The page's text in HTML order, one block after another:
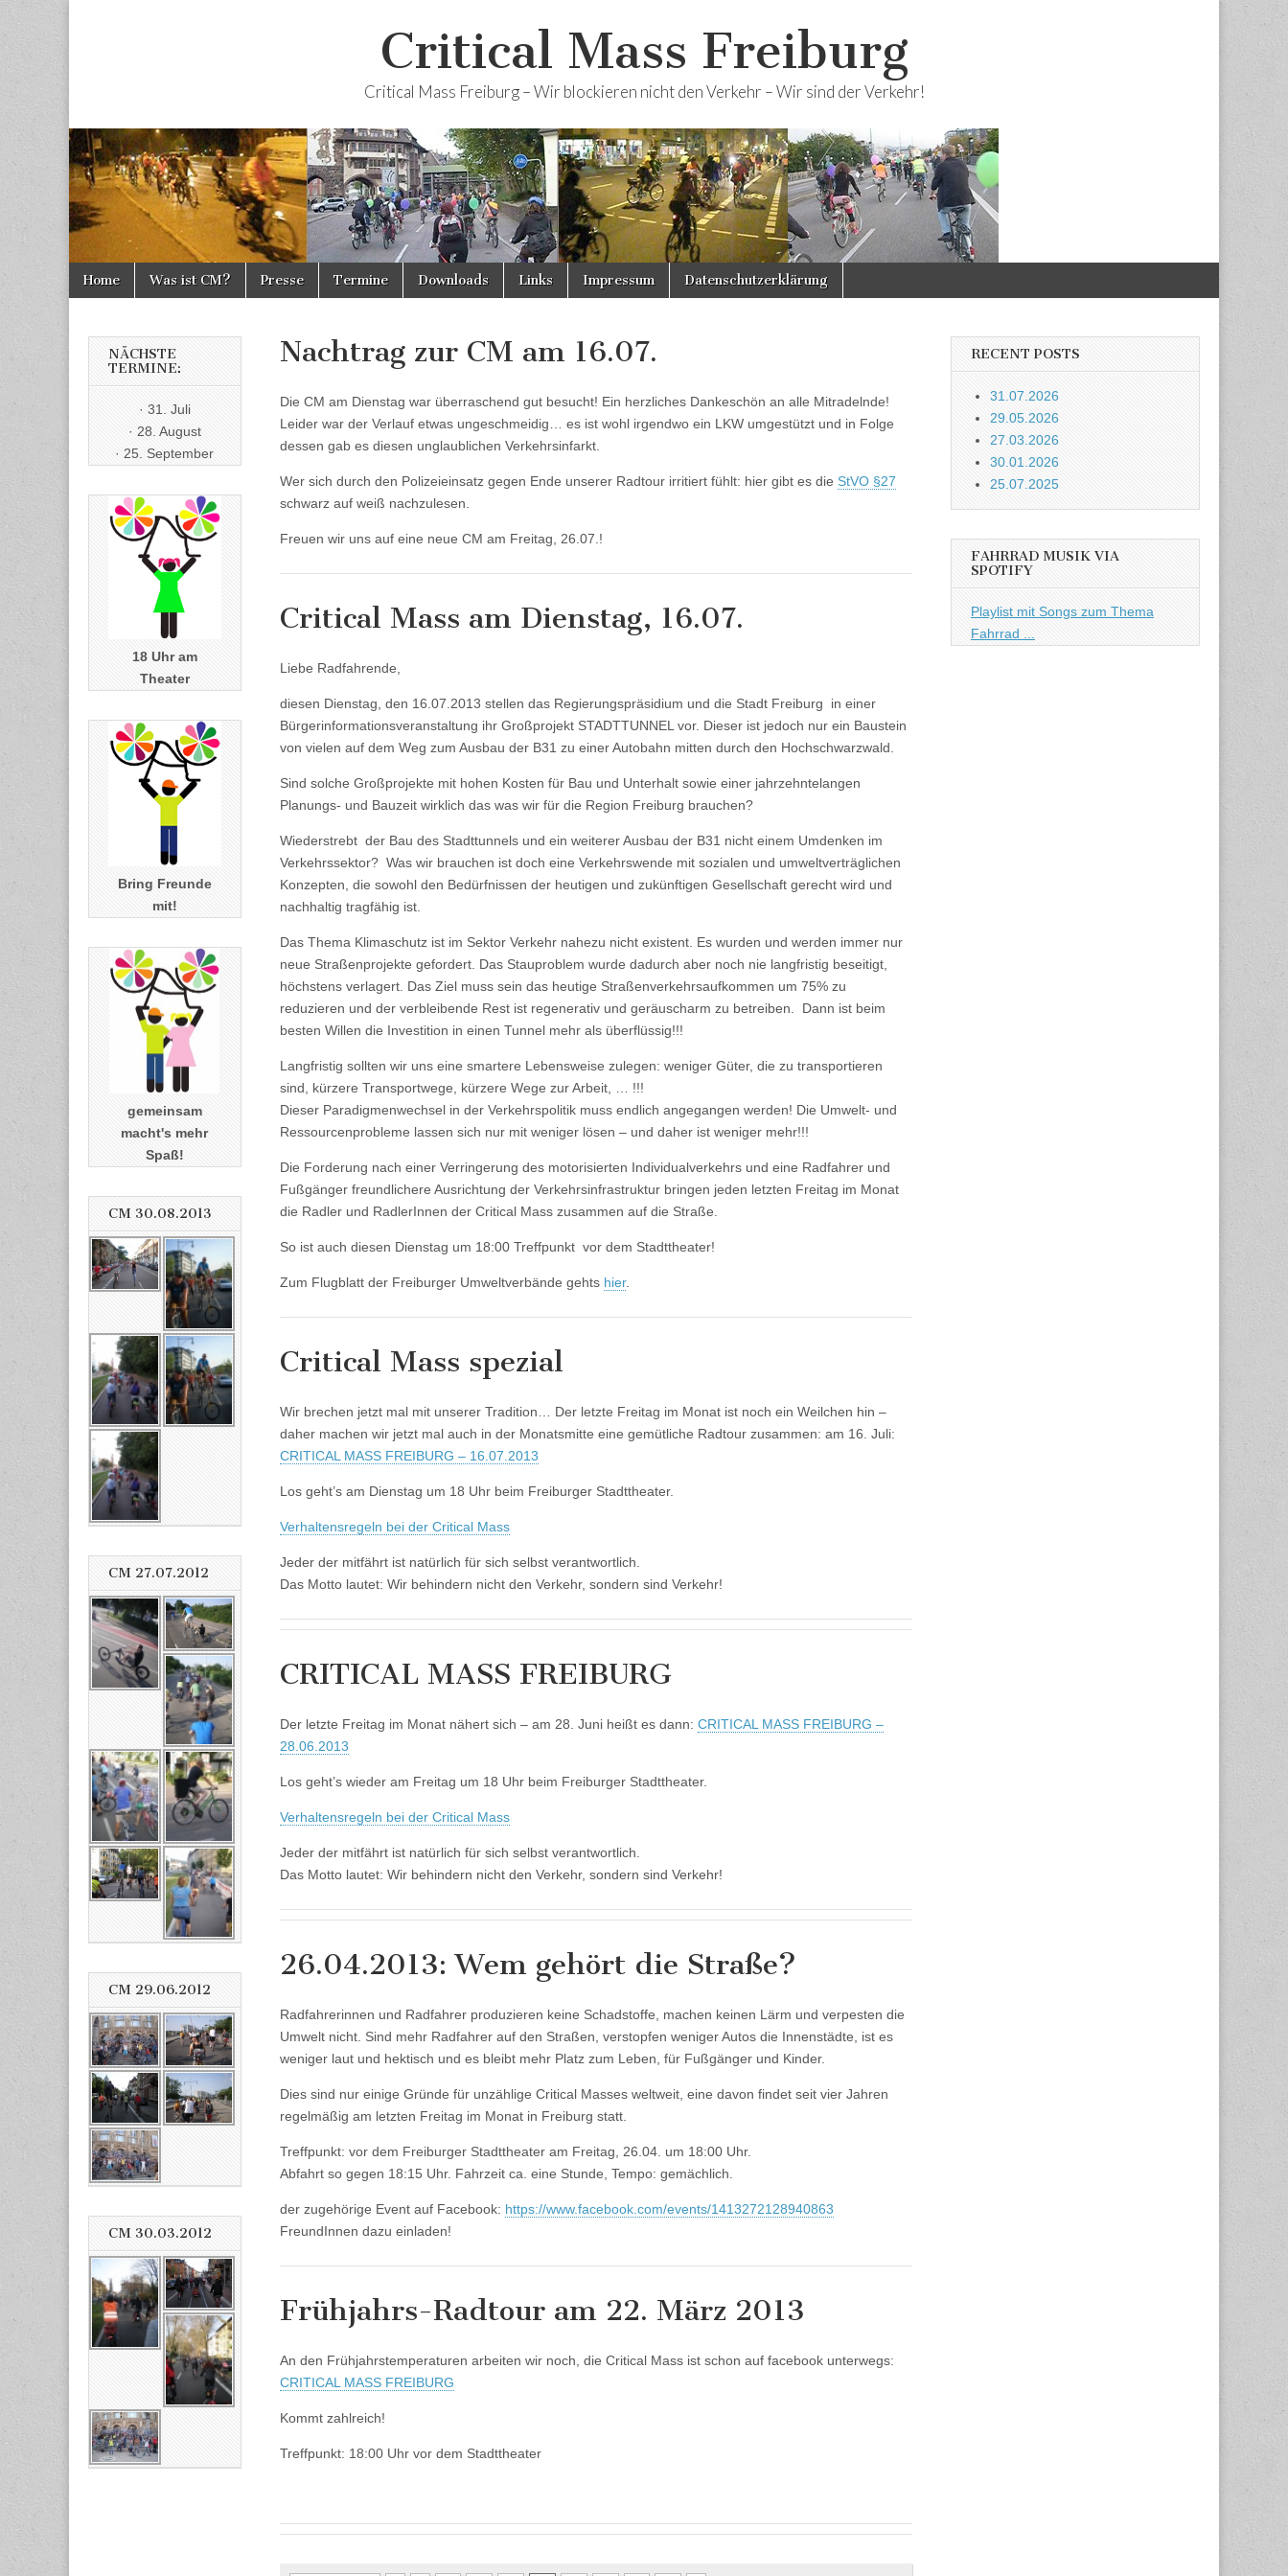
Critical Mass Freiburg
Critical Mass Freiburg – Wir blockieren nicht den Verkehr – Wir sind der Verkehr!
Main
menu
Skip
Home Was ist CM? Presse Termine Downloads Links Impressum Datenschutzerklärung
Nachtrag zur CM am 16.07.
Die CM am Dienstag war überraschend gut besucht! Ein herzliches Dankeschön an alle Mitradelnde!
Leider war der Verlauf etwas ungeschmeidig… es ist wohl irgendwo ein LKW umgestützt und in Folge
dessen gab es diesen unglaublichen Verkehrsinfarkt.
Wer sich durch den Polizeieinsatz gegen Ende unserer Radtour irritiert fühlt: hier gibt es die StVO §27
schwarz auf weiß nachzulesen.
Freuen wir uns auf eine neue CM am Freitag, 26.07.!
Critical Mass am Dienstag, 16.07.
Liebe Radfahrende,
diesen Dienstag, den 16.07.2013 stellen das Regierungspräsidium und die Stadt Freiburg in einer
Bürgerinformationsveranstaltung ihr Großprojekt STADTTUNNEL vor. Dieser ist jedoch nur ein Baustein
von vielen auf dem Weg zum Ausbau der B31 zu einer Autobahn mitten durch den Hochschwarzwald.
Sind solche Großprojekte mit hohen Kosten für Bau und Unterhalt sowie einer jahrzehntelangen
Planungs- und Bauzeit wirklich das was wir für die Region Freiburg brauchen?
Wiederstrebt der Bau des Stadttunnels und ein weiterer Ausbau der B31 nicht einem Umdenken im
Verkehrssektor? Was wir brauchen ist doch eine Verkehrswende mit sozialen und umweltverträglichen
Konzepten, die sowohl den Bedürfnissen der heutigen und zukünftigen Gesellschaft gerecht wird und
nachhaltig tragfähig ist.
Das Thema Klimaschutz ist im Sektor Verkehr nahezu nicht existent. Es wurden und werden immer nur
neue Straßenprojekte gefordert. Das Stauproblem wurde dadurch aber noch nie langfristig beseitigt,
höchstens verlagert. Das Ziel muss sein das heutige Straßenverkehrsaufkommen um 75% zu
reduzieren und der verbleibende Rest ist regenerativ und geräuscharm zu betreiben. Dann ist beim
besten Willen die Investition in einen Tunnel mehr als überflüssig!!!
Langfristig sollten wir uns eine smartere Lebensweise zulegen: weniger Güter, die zu transportieren
sind, kürzere Transportwege, kürzere Wege zur Arbeit, … !!!
Dieser Paradigmenwechsel in der Verkehrspolitik muss endlich angegangen werden! Die Umwelt- und
Ressourcenprobleme lassen sich nur mit weniger lösen – und daher ist weniger mehr!!!
Die Forderung nach einer Verringerung des motorisierten Individualverkehrs und eine Radfahrer und
Fußgänger freundlichere Ausrichtung der Verkehrsinfrastruktur bringen jeden letzten Freitag im Monat
die Radler und RadlerInnen der Critical Mass zusammen auf die Straße.
So ist auch diesen Dienstag um 18:00 Treffpunkt vor dem Stadttheater!
Zum Flugblatt der Freiburger Umweltverbände gehts hier.
Critical Mass spezial
Wir brechen jetzt mal mit unserer Tradition… Der letzte Freitag im Monat ist noch ein Weilchen hin –
daher machen wir jetzt mal auch in der Monatsmitte eine gemütliche Radtour zusammen: am 16. Juli:
CRITICAL MASS FREIBURG – 16.07.2013
Los geht’s am Dienstag um 18 Uhr beim Freiburger Stadttheater.
Verhaltensregeln bei der Critical Mass
Jeder der mitfährt ist natürlich für sich selbst verantwortlich.
Das Motto lautet: Wir behindern nicht den Verkehr, sondern sind Verkehr!
CRITICAL MASS FREIBURG
Der letzte Freitag im Monat nähert sich – am 28. Juni heißt es dann: CRITICAL MASS FREIBURG –
28.06.2013
Los geht’s wieder am Freitag um 18 Uhr beim Freiburger Stadttheater.
Verhaltensregeln bei der Critical Mass
Jeder der mitfährt ist natürlich für sich selbst verantwortlich.
Das Motto lautet: Wir behindern nicht den Verkehr, sondern sind Verkehr!
26.04.2013: Wem gehört die Straße?
Radfahrerinnen und Radfahrer produzieren keine Schadstoffe, machen keinen Lärm und verpesten die
Umwelt nicht. Sind mehr Radfahrer auf den Straßen, verstopfen weniger Autos die Innenstädte, ist es
weniger laut und hektisch und es bleibt mehr Platz zum Leben, für Fußgänger und Kinder.
Dies sind nur einige Gründe für unzählige Critical Masses weltweit, eine davon findet seit vier Jahren
regelmäßig am letzten Freitag im Monat in Freiburg statt.
Treffpunkt: vor dem Freiburger Stadttheater am Freitag, 26.04. um 18:00 Uhr.
Abfahrt so gegen 18:15 Uhr. Fahrzeit ca. eine Stunde, Tempo: gemächlich.
der zugehörige Event auf Facebook: https://www.facebook.com/events/1413272128940863
FreundInnen dazu einladen!
Frühjahrs-Radtour am 22. März 2013
An den Frühjahrstemperaturen arbeiten wir noch, die Critical Mass ist schon auf facebook unterwegs:
CRITICAL MASS FREIBURG
Kommt zahlreich!
Treffpunkt: 18:00 Uhr vor dem Stadttheater
NÄCHSTE
TERMINE:
· 31. Juli
· 28. August
· 25. September
18 Uhr am
Theater
Bring Freunde
mit!
gemeinsam
macht's mehr
Spaß!
CM 30.08.2013
CM 27.07.2012
CM 29.06.2012
CM 30.03.2012
RECENT POSTS
31.07.2026
29.05.2026
27.03.2026
30.01.2026
25.07.2025
FAHRRAD MUSIK VIA
SPOTIFY
Playlist mit Songs zum Thema
Fahrrad ...